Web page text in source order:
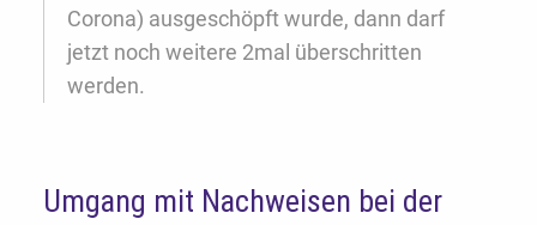
Corona) ausgeschöpft wurde, dann darf
jetzt noch weitere 2mal überschritten
werden.
Umgang mit Nachweisen bei der